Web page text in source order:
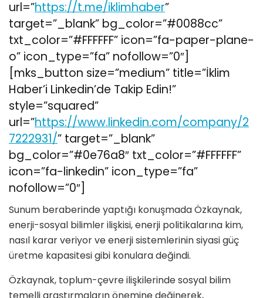
url=”https://t.me/iklimhaber”
target=”_blank” bg_color=”#0088cc”
txt_color=”#FFFFFF” icon=”fa-paper-plane-
o” icon_type=”fa” nofollow=”0″]
[mks_button size=”medium” title=”İklim
Haber’i Linkedin’de Takip Edin!”
style=”squared”
url=”https://www.linkedin.com/company/2
7222931/” target=”_blank”
bg_color=”#0e76a8″ txt_color=”#FFFFFF”
icon=”fa-linkedin” icon_type=”fa”
nofollow=”0″]
Sunum beraberinde yaptığı konuşmada Özkaynak,
enerji-sosyal bilimler ilişkisi, enerji politikalarına kim,
nasıl karar veriyor ve enerji sistemlerinin siyasi güç
üretme kapasitesi gibi konulara değindi.
Özkaynak, toplum-çevre ilişkilerinde sosyal bilim
temelli araştırmaların önemine değinerek,